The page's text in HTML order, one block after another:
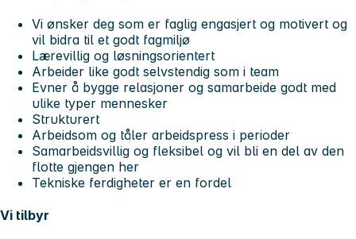
Vi ønsker deg som er faglig engasjert og motivert og
vil bidra til et godt fagmiljø
Lærevillig og løsningsorientert
Arbeider like godt selvstendig som i team
Evner å bygge relasjoner og samarbeide godt med
ulike typer mennesker
Strukturert
Arbeidsom og tåler arbeidspress i perioder
Samarbeidsvillig og fleksibel og vil bli en del av den
flotte gjengen her
Tekniske ferdigheter er en fordel
Vi tilbyr